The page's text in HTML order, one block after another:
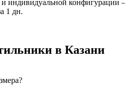
и индивидуальной
1 дн.
в Казани